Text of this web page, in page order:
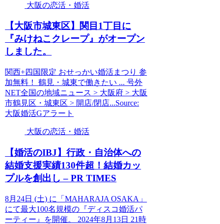
大阪の恋活・婚活
【大阪市城東区】関目1丁目に
『みけねこクレープ』がオープン
しました。
関西+四国限定 おせっかい婚活まつり 参
加無料！ 鶴見・城東で働きたい ... 号外
NET全国の地域ニュース > 大阪府 > 大阪
市鶴見区・城東区 > 開店/閉店...Source:
大阪婚活Gアラート
大阪の恋活・婚活
【婚活のIBJ】行政・自治体への
結婚支援実績130件超！結婚カッ
プルを創出し – PR TIMES
8月24日 (土) に「MAHARAJA OSAKA」
にて最大100名規模の『ディスコ婚活パ
ーティー』を開催。 2024年8月13日 21時